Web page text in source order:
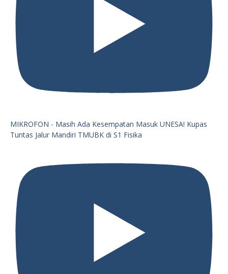
MIKROFON - Masih Ada Kesempatan Masuk UNESA! Kupas
Tuntas Jalur Mandiri TMUBK di S1 Fisika